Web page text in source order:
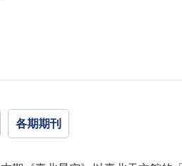
各期期刊